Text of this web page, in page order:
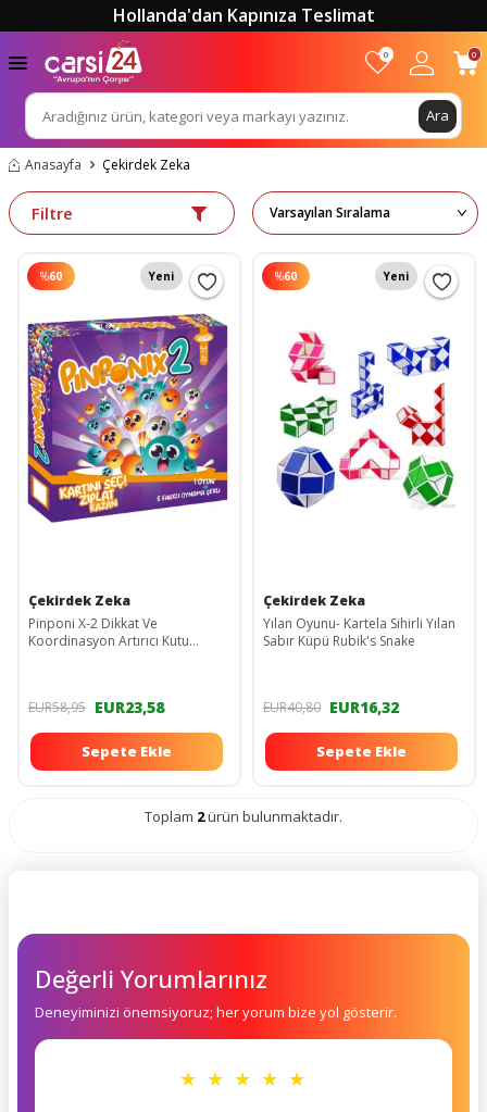
Hollanda'dan Kapınıza Teslimat
Ara
0 0
Anasayfa Çekirdek Zeka
Filtre
%60 Yeni
Çekirdek Zeka
Pinponi X-2 Dikkat Ve
Koordinasyon Artırıcı Kutu
EUR58,95 EUR23,58
Sepete Ekle
%60 Yeni
Çekirdek Zeka
Yılan Oyunu- Kartela Sihirli Yılan
Sabır Küpü Rubik's Snake
EUR40,80 EUR16,32
Sepete Ekle
Toplam 2ürün bulunmaktadır.
Değerli Yorumlarınız
Deneyiminizi önemsiyoruz; her yorum bize yol gösterir.
★ ★ ★ ★ ★